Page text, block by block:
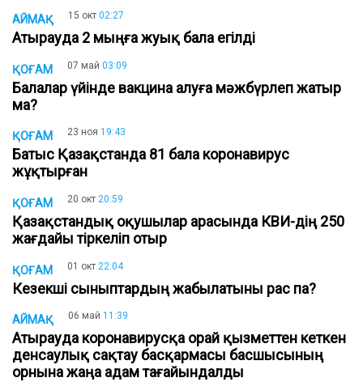
АЙМАҚ 15 окт 02:27
Атырауда 2 мыңға жуық бала егілді
ҚОҒАМ 07 май 03:09
Балалар үйінде вакцина алуға мәжбүрлеп жатыр
ма?
ҚОҒАМ 23 ноя 19:43
Батыс Қазақстанда 81 бала коронавирус
жұқтырған
ҚОҒАМ 20 окт 20:59
Қазақстандық оқушылар арасында КВИ-дің 250
жағдайы тіркеліп отыр
ҚОҒАМ 01 окт 22:04
Кезекші сыныптардың жабылатыны рас па?
АЙМАҚ 06 май 11:39
Атырауда коронавирусқа орай қызметтен кеткен
денсаулық сақтау басқармасы басшысының
орнына жаңа адам тағайындалды